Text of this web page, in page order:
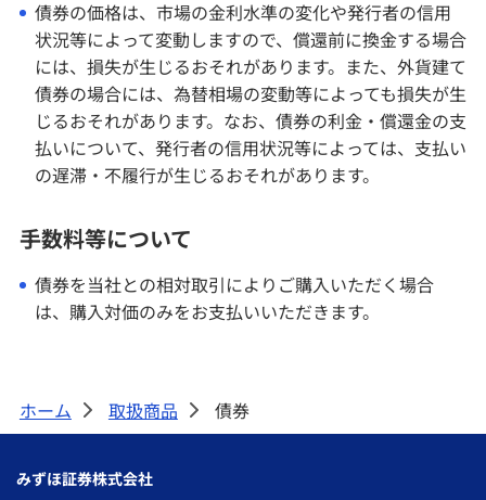
債券の価格は、市場の金利水準の変化や発行者の信用
状況等によって変動しますので、償還前に換金する場合
には、損失が生じるおそれがあります。また、外貨建て
債券の場合には、為替相場の変動等によっても損失が生
じるおそれがあります。なお、債券の利金・償還金の支
払いについて、発行者の信用状況等によっては、支払い
の遅滞・不履行が生じるおそれがあります。
手数料等について
債券を当社との相対取引によりご購入いただく場合
は、購入対価のみをお支払いいただきます。
ホーム > 取扱商品 > 債券
みずほ証券株式会社